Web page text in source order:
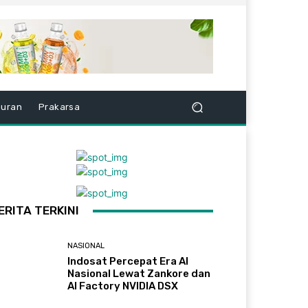
Prakarsa
TERKINI
NASIONAL
Indosat Percepat Era AI
Nasional Lewat Zankore dan
AI Factory NVIDIA DSX